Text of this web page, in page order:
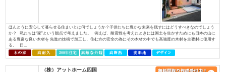
株式会社 アットハウジング